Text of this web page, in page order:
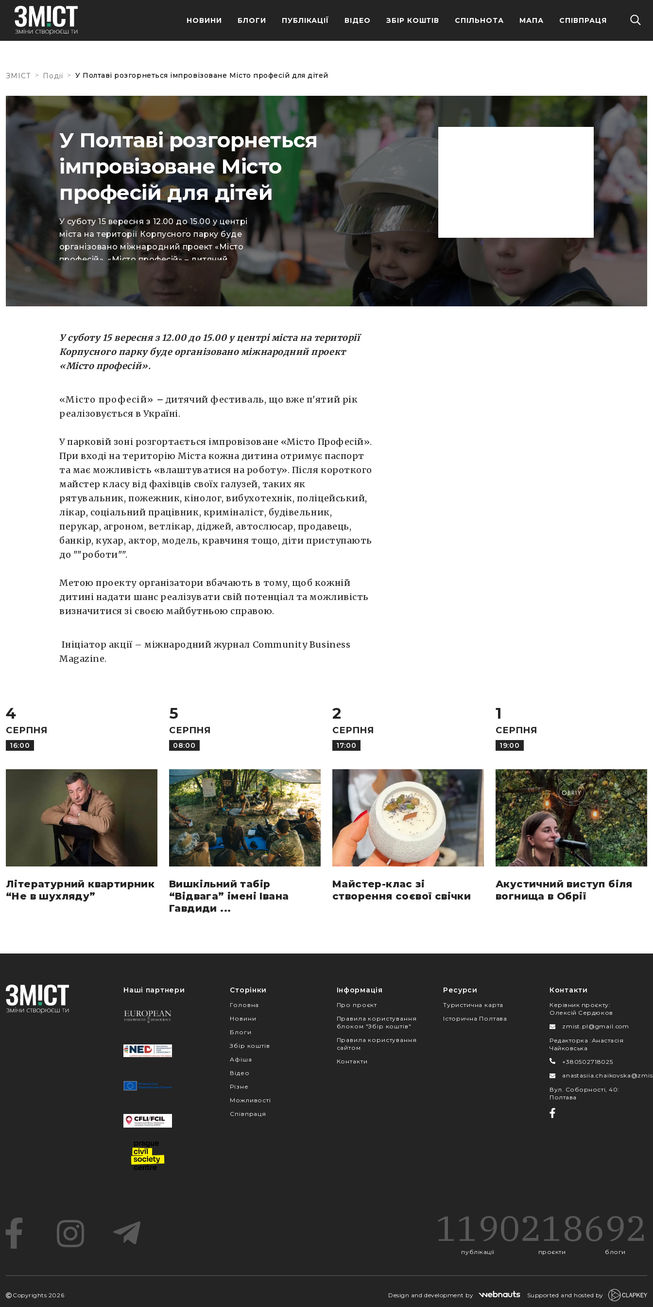
НОВИНИ БЛОГИ ПУБЛІКАЦІЇ ВІДЕО ЗБІР КОШТІВ СПІЛЬНОТА МАПА СПІВПРАЦЯ
ЗМІСТ > Події > У Полтаві розгорнеться імпровізоване Місто професій для дітей
У Полтаві розгорнеться
імпровізоване Місто
професій для дітей
У суботу 15 вересня з 12.00 до 15.00 у центрі
міста на території Корпусного парку буде
організовано міжнародний проект «Місто
професій». «Місто професій» – дитячий
фестиваль, що вже п’ятий рік реалізовується в
імпровізоване «Місто Професій». При вході на
роботу». Після […]
У суботу 15 вересня з 12.00 до 15.00 у центрі міста на території
Корпусного парку буде організовано міжнародний проект
«Місто професій».
«Місто професій» – дитячий фестиваль, що вже п'ятий рік
реалізовується в Україні.
У парковій зоні розгортається імпровізоване «Місто Професій».
При вході на територію Міста кожна дитина отримує паспорт
та має можливість «влаштуватися на роботу». Після короткого
майстер класу від фахівців своїх галузей, таких як
рятувальник, пожежник, кінолог, вибухотехнік, поліцейський,
лікар, соціальний працівник, криміналіст, будівельник,
перукар, агроном, ветлікар, діджей, автослюсар, продавець,
банкір, кухар, актор, модель, кравчиня тощо, діти приступають
до ""роботи"".
Метою проекту організатори вбачають в тому, щоб кожній
дитині надати шанс реалізувати свій потенціал та можливість
визначитися зі своєю майбутньою справою.
Ініціатор акції – міжнародний журнал Community Business
Magazine.
4
СЕРПНЯ
16:00
Літературний квартирник
“Не в шухляду”
5
СЕРПНЯ
08:00
Вишкільний табір
“Відвага” імені Івана
Гавдиди ...
2
СЕРПНЯ
17:00
Майстер-клас зі
створення соєвої свічки
1
СЕРПНЯ
19:00
Акустичний виступ біля
вогнища в Обрії
Наші партнери Сторінки
Головна
Новини
Блоги
Збір коштів
Афіша
Відео
Різне
Можливості
Співпраця
Інформація
Про проєкт
Правила користування
блоком "Збір коштів"
Правила користування
сайтом
Контакти
Ресурси
Туристична карта
Історична Полтава
Контакти
Керівник проєкту:
Олексій Сердюков
zmist.pl@gmail.com
Редакторка :Анастасія
Чайковська
+380502718025
Вул. Соборності, 40:
Полтава
1190
публікації
218
проєкти
692
блоги
Copyrights 2026 Design and development by Supported and hosted by